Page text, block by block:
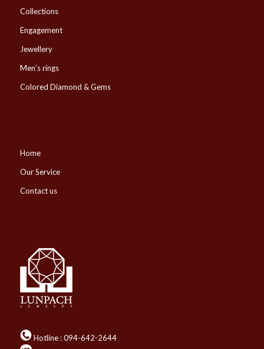
Collections
Engagement
Jewellery
Men’s rings
Colored Diamond & Gems
Home
Our Service
Contact us
Hotline :094-642-2644